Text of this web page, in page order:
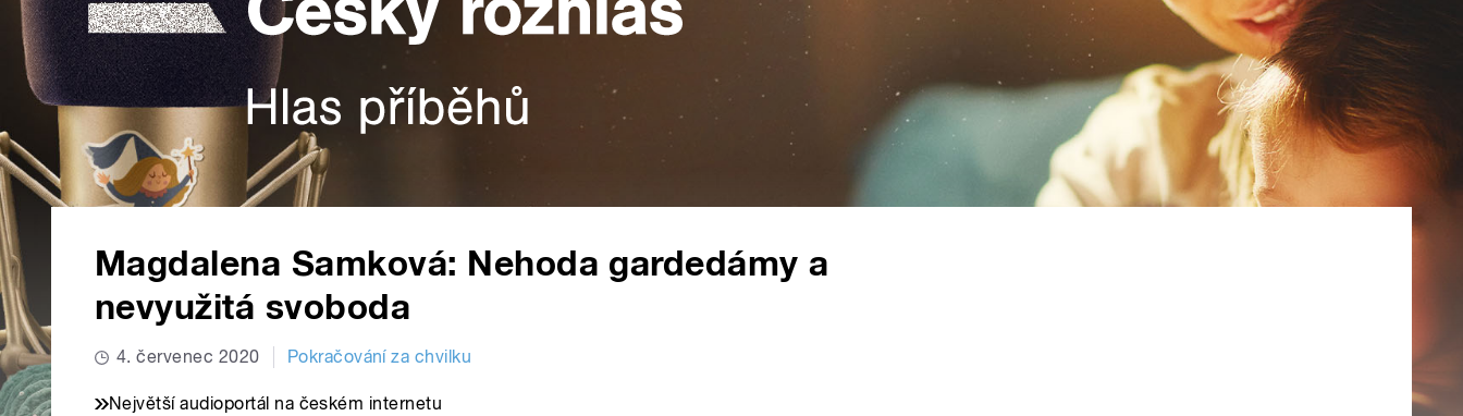
Magdalena Samková: Nehoda gardedámy a
nevyužitá svoboda
4. červenec 2020 Pokračování za chvilku
Největší audioportál na českém internetu